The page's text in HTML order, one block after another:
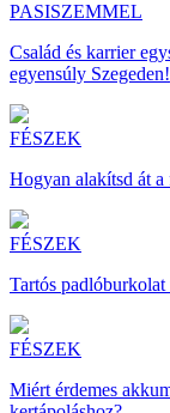
PASISZEMMEL
Család és karrier
egyensúly Szegeden!
FÉSZEK
Hogyan alakítsd át a
FÉSZEK
Tartós
FÉSZEK
Miért érdemes